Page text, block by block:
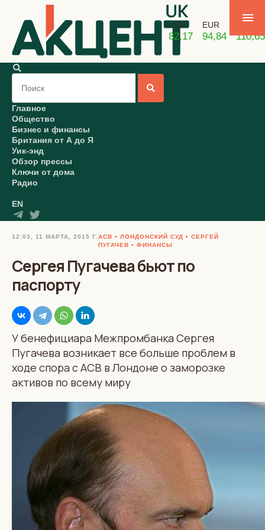
USD
82,17
EUR
94,84 110,65
Главное
Общество
Бизнес и финансы
Британия от А до Я
Уик-энд
Обзор прессы
Ключи от дома
Радио
EN
12:03, 11 МАРТА, 2015 Г. АСВ ЛОНДОНСКИЙ СУД
СЕРГЕЙ
ПУГАЧЕВ
ФИНАНСЫ
Сергея Пугачева бьют по
паспорту
У бенефициара Межпромбанка Сергея
Пугачева возникает все больше проблем в
ходе спора с АСВ в Лондоне о заморозке
активов по всему миру